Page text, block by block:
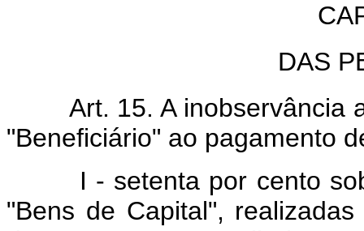
DAS
Art. 15. A inobservância
"Beneficiário" ao pagamento
I - setenta por cento
"Bens de Capital",